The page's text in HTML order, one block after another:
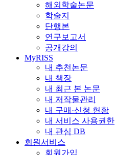
해외학술논문
학술지
단행본
연구보고서
공개강의
MyRISS
내 추천논문
내 책장
내 최근 본 논문
내 저작물관리
내 구매·신청 현황
내 서비스 사용권한
내 관심 DB
회원서비스
회원가입